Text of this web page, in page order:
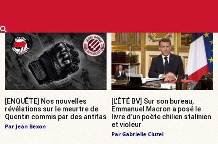
[ENQUÊTE] Nos nouvelles
révélations sur le meurtre de
Quentin commis par des antifas
Par Jean Bexon
[L’ÉTÉ BV] Sur son bureau,
Emmanuel Macron a posé le
livre d’un poète chilien stalinien
et violeur
Par Gabrielle Cluzel